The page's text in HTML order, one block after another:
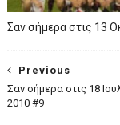
Σαν σήμερα στις 13
Previous
Σαν σήμερα στις 18
2010 #9